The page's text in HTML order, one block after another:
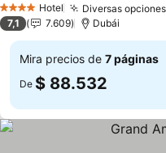
4 EstrellasHotel Diversas
7,1 7.609 Dubái
Mira precios de 7 páginas
De $ 88.532